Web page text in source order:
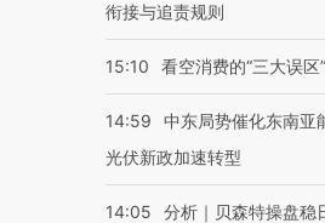
衔接与追责规则
15:10 看空消费的“三大误区”
14:59
中东局势催化东南亚
光伏新政加速转型
14:05
分析｜贝森特操盘稳